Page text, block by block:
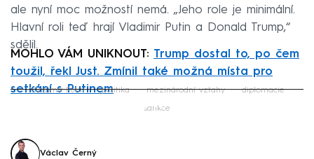
ale nyní moc možností nemá. „Jeho role je minimální.
Hlavní roli teď hrají Vladimir Putin a Donald Trump,“
sdělil.
MOHLO VÁM UNIKNOUT: Trump dostal to, po čem
toužil, řekl Just. Zmínil také možná místa pro
setkání s Putinem
Failed to fetch
Vladimir Putin politika mezinárodní vztahy diplomacie
sankce
Václav Černý